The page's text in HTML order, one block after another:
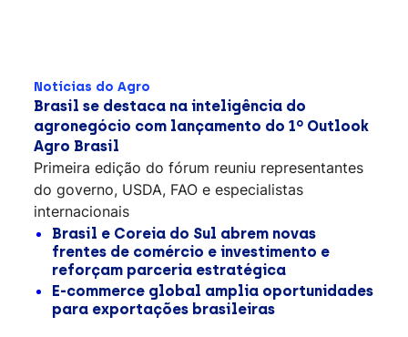
Notícias do Agro
Brasil se destaca na inteligência do
agronegócio com lançamento do 1º Outlook
Agro Brasil
Primeira edição do fórum reuniu representantes
do governo, USDA, FAO e especialistas
internacionais
Brasil e Coreia do Sul abrem novas
frentes de comércio e investimento e
reforçam parceria estratégica
E-commerce global amplia oportunidades
para exportações brasileiras